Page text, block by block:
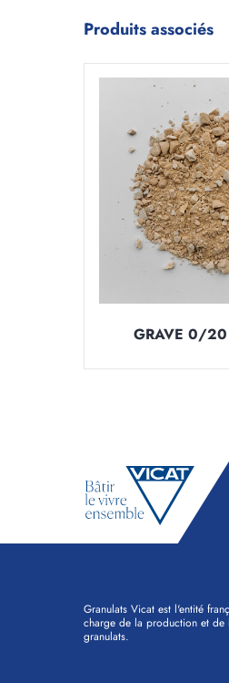
Produits associés
GRAVE 0/20
Granulats Vicat est l'entité
charge de la production et de
granulats.